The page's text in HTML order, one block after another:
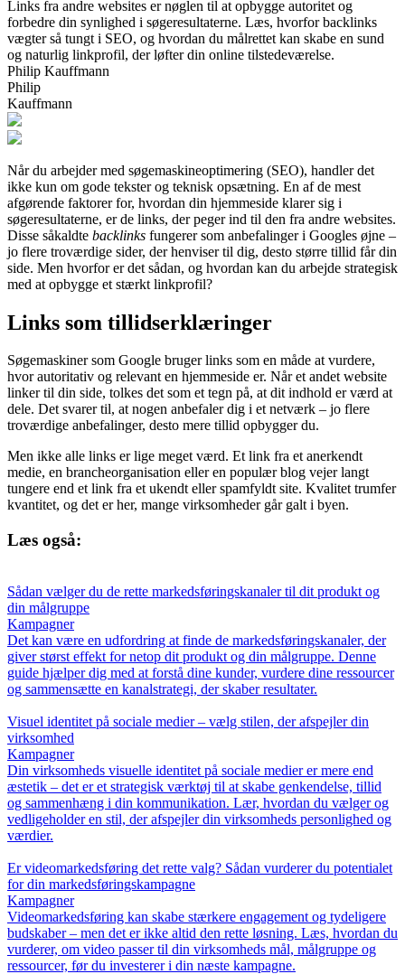
Links fra andre websites er nøglen til at opbygge autoritet og
forbedre din synlighed i søgeresultaterne. Læs, hvorfor backlinks
vægter så tungt i SEO, og hvordan du målrettet kan skabe en sund
og naturlig linkprofil, der løfter din online tilstedeværelse.
Philip Kauffmann
Philip
Kauffmann
Når du arbejder med søgemaskineoptimering (SEO), handler det
ikke kun om gode tekster og teknisk opsætning. En af de mest
afgørende faktorer for, hvordan din hjemmeside klarer sig i
søgeresultaterne, er de links, der peger ind til den fra andre websites.
Disse såkaldte backlinks fungerer som anbefalinger i Googles øjne –
jo flere troværdige sider, der henviser til dig, desto større tillid får din
side. Men hvorfor er det sådan, og hvordan kan du arbejde strategisk
med at opbygge et stærkt linkprofil?
Links som tillidserklæringer
Søgemaskiner som Google bruger links som en måde at vurdere,
hvor autoritativ og relevant en hjemmeside er. Når et andet website
linker til din side, tolkes det som et tegn på, at dit indhold er værd at
dele. Det svarer til, at nogen anbefaler dig i et netværk – jo flere
troværdige anbefalinger, desto mere tillid opbygger du.
Men ikke alle links er lige meget værd. Et link fra et anerkendt
medie, en brancheorganisation eller en populær blog vejer langt
tungere end et link fra et ukendt eller spamfyldt site. Kvalitet trumfer
kvantitet, og det er her, mange virksomheder går galt i byen.
Læs også:
Sådan vælger du de rette markedsføringskanaler til dit produkt og
din målgruppe
Kampagner
Det kan være en udfordring at finde de markedsføringskanaler, der
giver størst effekt for netop dit produkt og din målgruppe. Denne
guide hjælper dig med at forstå dine kunder, vurdere dine ressourcer
og sammensætte en kanalstrategi, der skaber resultater.
Visuel identitet på sociale medier – vælg stilen, der afspejler din
virksomhed
Kampagner
Din virksomheds visuelle identitet på sociale medier er mere end
æstetik – det er et strategisk værktøj til at skabe genkendelse, tillid
og sammenhæng i din kommunikation. Lær, hvordan du vælger og
vedligeholder en stil, der afspejler din virksomheds personlighed og
værdier.
Er videomarkedsføring det rette valg? Sådan vurderer du potentialet
for din markedsføringskampagne
Kampagner
Videomarkedsføring kan skabe stærkere engagement og tydeligere
budskaber – men det er ikke altid den rette løsning. Læs, hvordan du
vurderer, om video passer til din virksomheds mål, målgruppe og
ressourcer, før du investerer i din næste kampagne.